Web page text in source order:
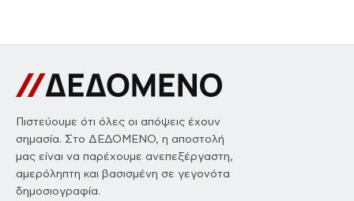
Πιστεύουμε ότι όλες οι απόψεις έχουν
σημασία. Στο ΔΕΔΟΜΕΝΟ, η αποστολή
μας είναι να παρέχουμε ανεπεξέργαστη,
αμερόληπτη και βασισμένη σε γεγονότα
δημοσιογραφία.